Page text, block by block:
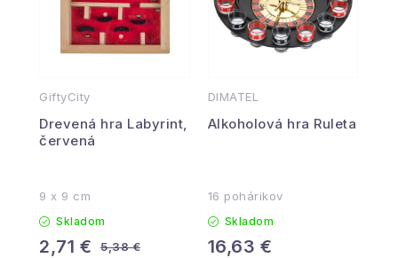
GiftyCity
Drevená hra Labyrint,
červená
9 x 9 cm
Skladom
2,71 € 5,38 €
DIMATEL
Alkoholová hra Ruleta
16 pohárikov
Skladom
16,63 €